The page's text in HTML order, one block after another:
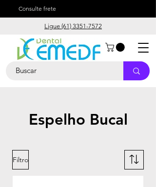
Consulte frete
Ligue (61) 3351-7572
Espelho Bucal
Filtro